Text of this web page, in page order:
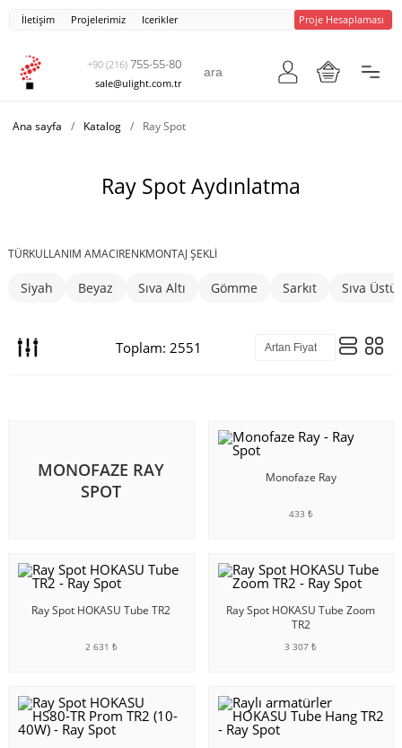
İletişim Projelerimiz Icerikler Proje Hesaplaması
+90 (216) 755-55-80
sale@ulight.com.tr
Ana sayfa / Katalog / Ray Spot
Ray Spot Aydınlatma
TÜRKULLANIM AMACIRENKMONTAJ ŞEKLI
Siyah Beyaz Sıva Altı Gömme Sarkıt Sıva Üstü
Toplam: 2551
MONOFAZE RAY
SPOT
Monofaze Ray
433 ₺
Ray Spot HOKASU Tube TR2
2 631 ₺
Ray Spot HOKASU Tube Zoom
TR2
3 307 ₺
SEPETE EKLE